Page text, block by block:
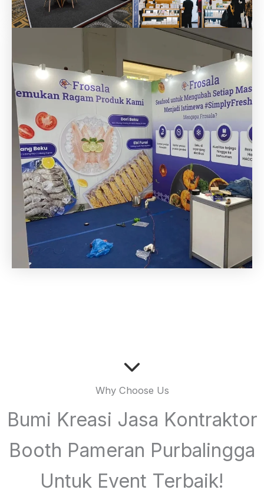
Why Choose Us
Bumi Kreasi Jasa Kontraktor
Booth Pameran Purbalingga
Untuk Event Terbaik!